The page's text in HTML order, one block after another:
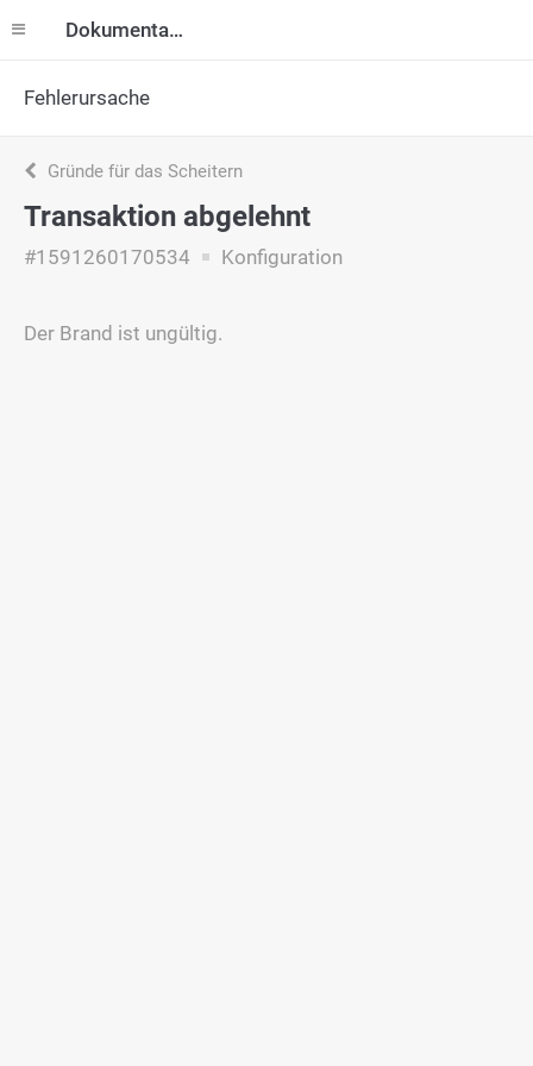
Dokumentation
Fehlerursache
Gründe für das Scheitern
Transaktion abgelehnt
#1591260170534 Konfiguration
Der Brand ist ungültig.